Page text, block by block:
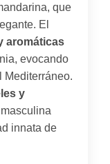
que
El
aromáticas
evocando
Mediterráneo.
y
innata de